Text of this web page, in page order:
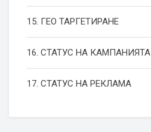
15. ГЕО ТАРГЕТИРАНЕ
16. СТАТУС НА КАМПАНИЯТА
17. СТАТУС НА РЕКЛАМА